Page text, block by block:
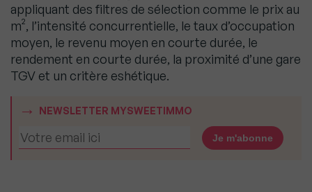
appliquant des filtres de sélection comme le prix au
m², l’intensité concurrentielle, le taux d’occupation
moyen, le revenu moyen en courte durée, le
rendement en courte durée, la proximité d’une gare
TGV et un critère eshétique.
NEWSLETTER MYSWEETIMMO